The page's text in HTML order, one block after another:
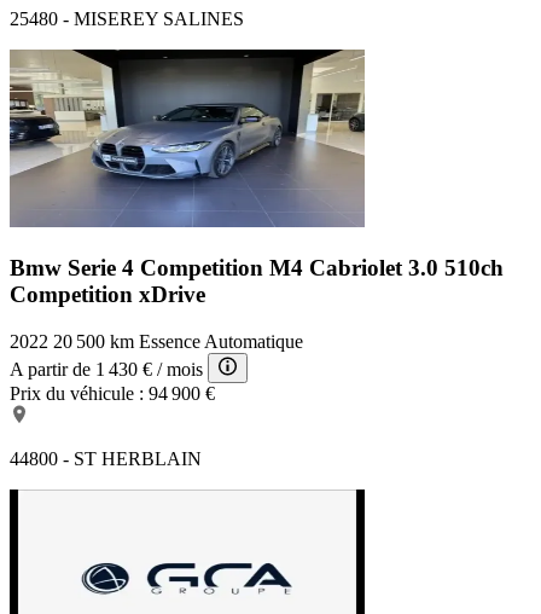
25480 - MISEREY SALINES
Bmw Serie 4 Competition M4 Cabriolet 3.0 510ch
Competition xDrive
2022 20 500 km Essence Automatique
A partir de 1 430 € / mois
Prix du véhicule : 94 900 €
44800 - ST HERBLAIN